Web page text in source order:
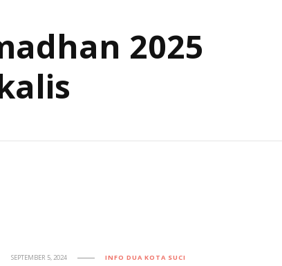
2025
SEPTEMBER 5, 2024 INFO DUA KOTA SUCI